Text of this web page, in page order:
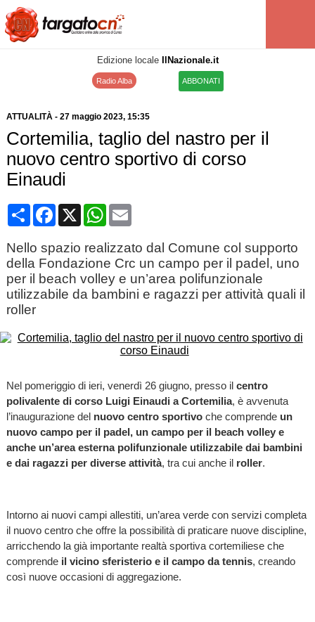
Edizione locale IlNazionale.it
Radio Alba ABBONATI
ATTUALITÀ- 27 maggio 2023, 15:35
Cortemilia, taglio del nastro per il
nuovo centro sportivo di corso
Einaudi
CondividiFacebook
X WhatsApp
Email
Nello spazio realizzato dal Comune col supporto
della Fondazione Crc un campo per il padel, uno
per il beach volley e un’area polifunzionale
utilizzabile da bambini e ragazzi per attività quali il
roller
Nel pomeriggio di ieri, venerdì 26 giugno, presso il centro
polivalente di corso Luigi Einaudi a Cortemilia, è avvenuta
l’inaugurazione del nuovo centro sportivoche comprende un
nuovo campo per il padel, un campo per il beach volley e
anche un’area esterna polifunzionale utilizzabile dai bambini
e dai ragazzi per diverse attività, tra cui anche il roller.
Intorno ai nuovi campi allestiti, un’area verde con servizi completa
il nuovo centro che offre la possibilità di praticare nuove discipline,
arricchendo la già importante realtà sportiva cortemiliese che
comprende il vicino sferisterio e il campo da tennis, creando
così nuove occasioni di aggregazione.